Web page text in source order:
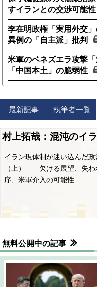
すイランとの交渉可能性
李在明政権「実用外交
異例の「自主派」批判
米軍のベネズエラ攻撃
「中国本土」の脆弱性
最新記事 執筆者一覧
村上拓哉：混沌のイ
イラン現体制が迷い込んだ
（上）――欠ける展望、失わ
序、米軍介入の可能性
無料公開中の記事